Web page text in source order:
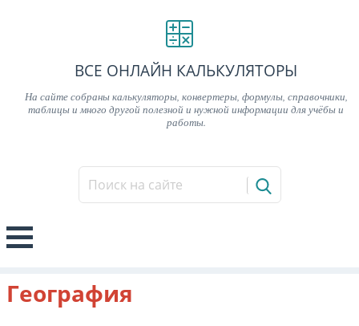
ВСЕ ОНЛАЙН КАЛЬКУЛЯТОРЫ
На сайте собраны калькуляторы, конвертеры, формулы, справочники,
таблицы и много другой полезной и нужной информации для учёбы и
работы.
География